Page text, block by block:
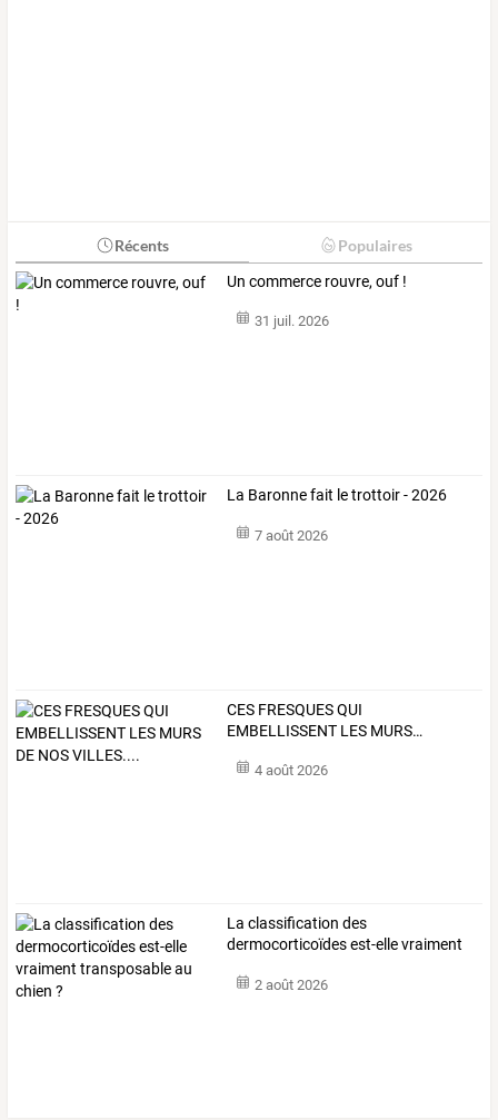
Récents Populaires
Un commerce rouvre, ouf !
31 juil. 2026
La Baronne fait le trottoir - 2026
7 août 2026
CES FRESQUESQUI
EMBELLISSENT LES MURS…
4 août 2026
La classification des
dermocorticoïdesest-ellevraiment
2 août 2026